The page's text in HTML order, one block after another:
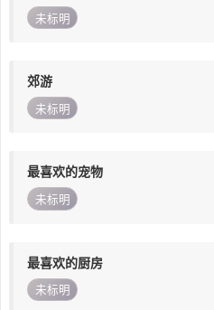
未标明
郊游
未标明
最喜欢的宠物
未标明
最喜欢的厨房
未标明